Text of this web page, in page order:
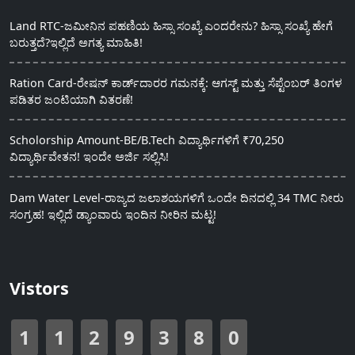
Land RTC-ಜಮೀನಿನ ಪಹಣಿಯ ಹಿಸ್ಸಾ ಸಂಖ್ಯೆ ಎಂದರೇನು? ಹಿಸ್ಸಾ ಸಂಖ್ಯೆ ಹೇಗೆ
ಬರುತ್ತದೆ?ಇಲ್ಲಿದೆ ಅಗತ್ಯ ಮಾಹಿತಿ!
Ration Card-ರೇಷನ್ ಕಾರ್ಡ್‍ದಾರರ ಗಮನಕ್ಕೆ: ಆಗಸ್ಟ್ ಮತ್ತು ಸೆಪ್ಟೆಂಬರ್ ತಿಂಗಳ
ಪಡಿತರ ಜಂಟಿಯಾಗಿ ವಿತರಣೆ!
Scholorship Amount-BE/B.Tech ವಿದ್ಯಾರ್ಥಿಗಳಿಗೆ ₹70,250
ವಿದ್ಯಾರ್ಥಿವೇತನ! ಇಂದೇ ಅರ್ಜಿ ಸಲ್ಲಿಸಿ!
Dam Water Level-ರಾಜ್ಯದ ಜಲಾಶಯಗಳಿಗೆ ಒಂದೇ ದಿನದಲ್ಲಿ 34 TMC ನೀರು
ಸಂಗ್ರಹ! ಇಲ್ಲಿದೆ ಡ್ಯಾಂವಾರು ಇಂದಿನ ನೀರಿನ ಮಟ್ಟ!
Vistors
1 1 2 9 3 8 0